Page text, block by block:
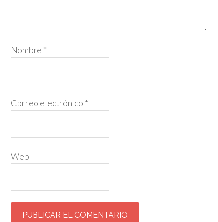
Nombre *
Correo electrónico *
Web